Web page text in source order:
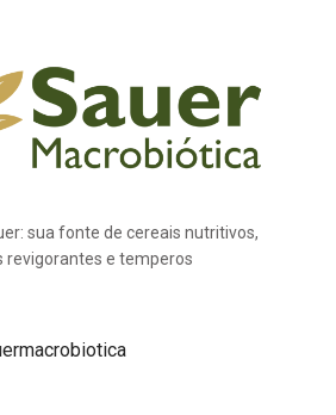
sua fonte de cereais nutritivos,
revigorantes e temperos